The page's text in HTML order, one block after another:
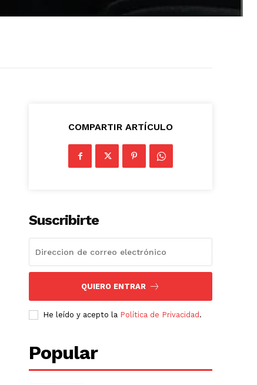
COMPARTIR ARTÍCULO
Suscribirte
QUIERO ENTRAR
He leído y acepto la Política de Privacidad .
Popular